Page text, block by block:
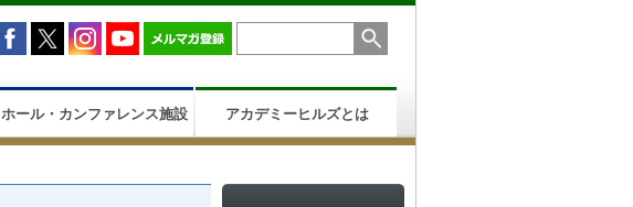
ホール・カンファレンス施設 アカデミーヒルズとは